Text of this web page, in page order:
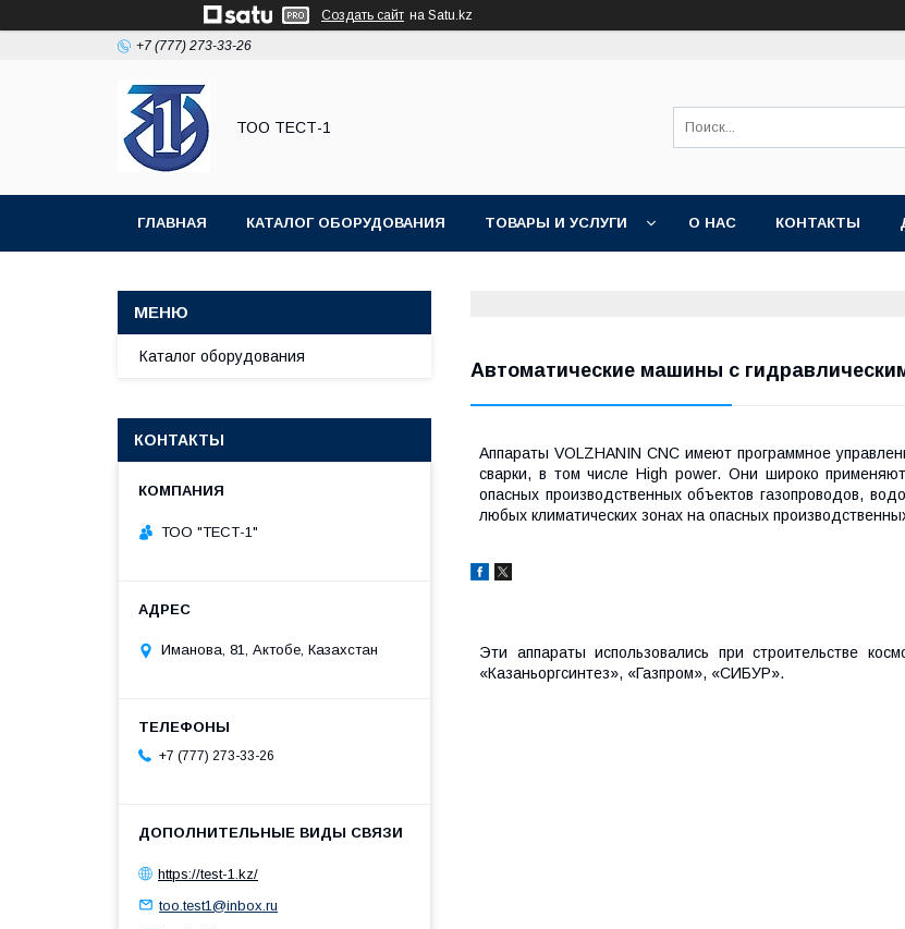
Создать сайт на Satu.kz
+7 (777) 273-33-26
ТОО ТЕСТ-1
ГЛАВНАЯ КАТАЛОГ ОБОРУДОВАНИЯ ТОВАРЫ И УСЛУГИ О НАС КОНТАКТЫ
Автоматические машины с
Аппараты VOLZHANIN CNC имеют программное
сварки, в том числе High power. Они широко
опасных производственных объектов газопроводов,
любых климатических зонах на опасных
Эти аппараты использовались при строительстве
«Казаньоргсинтез», «Газпром», «СИБУР».
Каталог оборудования
КОНТАКТЫ
ТОО "ТЕСТ-1"
Иманова, 81, Актобе, Казахстан
+7 (777) 273-33-26
https://test-1.kz/
too.test1@inbox.ru